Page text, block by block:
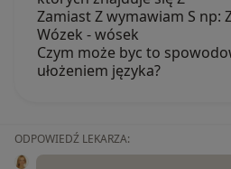
Zamiast Z wymawiam S np:
Wózek - wósek
Czym może byc to
ułożeniem języka?
ODPOWIEDŹ LEKARZA: